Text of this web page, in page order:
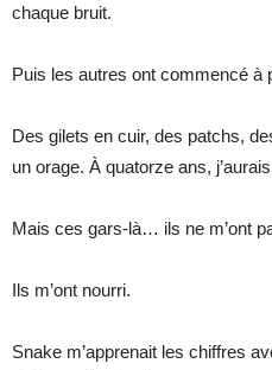
chaque bruit.
Puis les autres ont commencé à
Des gilets en cuir, des patchs,
un orage. À quatorze ans,
Mais ces gars-là… ils ne m’ont
Ils m’ont nourri.
Snake m’apprenait les chiffres